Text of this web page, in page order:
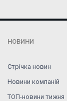
НОВИНИ
Стрічка новин
Новини компаній
ТОП-новини тижня